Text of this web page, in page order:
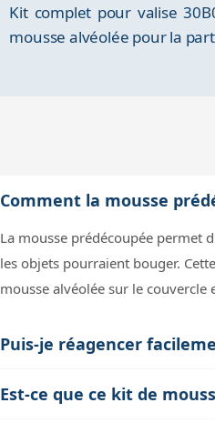
Kit complet pour valise
mousse alvéolée pour la
Comment la mousse
La mousse prédécoupée permet
les objets pourraient bouger.
mousse alvéolée sur le
Puis-je réagencer
forme de votre matériel. Cela
Est-ce que ce kit de